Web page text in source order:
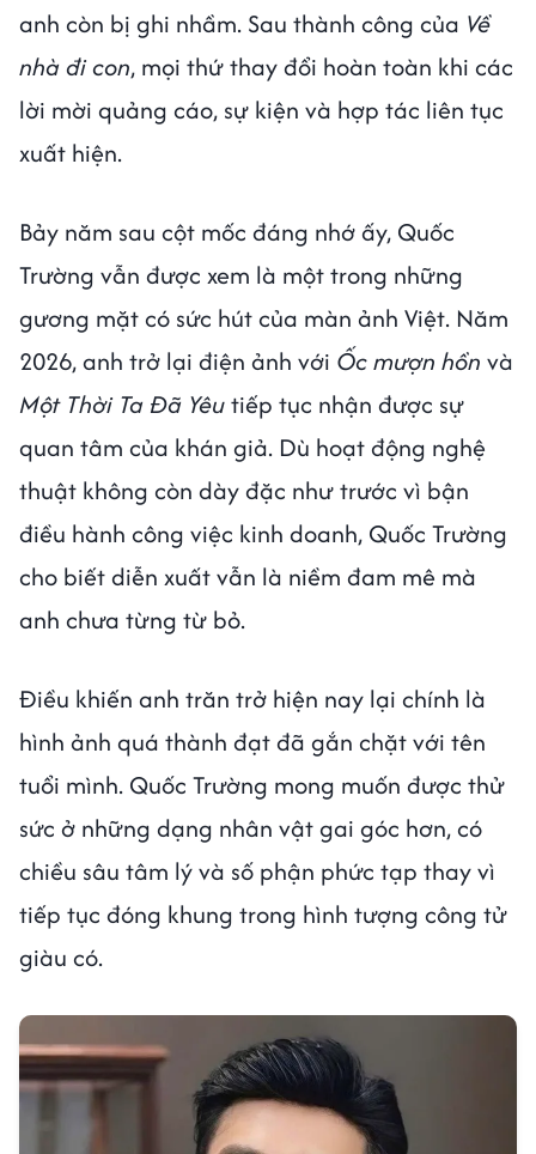
anh còn bị ghi nhầm. Sau thành công của Về
nhà đi con, mọi thứ thay đổi hoàn toàn khi các
lời mời quảng cáo, sự kiện và hợp tác liên tục
xuất hiện.
Bảy năm sau cột mốc đáng nhớ ấy, Quốc
Trường vẫn được xem là một trong những
gương mặt có sức hút của màn ảnh Việt. Năm
2026, anh trở lại điện ảnh với Ốc mượn hồn và
Một Thời Ta Đã Yêutiếp tục nhận được sự
quan tâm của khán giả. Dù hoạt động nghệ
thuật không còn dày đặc như trước vì bận
điều hành công việc kinh doanh, Quốc Trường
cho biết diễn xuất vẫn là niềm đam mê mà
anh chưa từng từ bỏ.
Điều khiến anh trăn trở hiện nay lại chính là
hình ảnh quá thành đạt đã gắn chặt với tên
tuổi mình. Quốc Trường mong muốn được thử
sức ở những dạng nhân vật gai góc hơn, có
chiều sâu tâm lý và số phận phức tạp thay vì
tiếp tục đóng khung trong hình tượng công tử
giàu có.